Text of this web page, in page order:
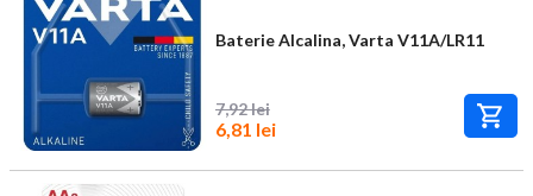
Baterie Alcalina, Varta V11A/LR11
7,92 lei
6,81 lei